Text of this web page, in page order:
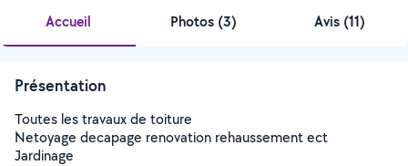
Accueil Photos (3) Avis (11)
Présentation
Toutes les travaux de toiture
Netoyage decapage renovation rehaussement ect
Jardinage